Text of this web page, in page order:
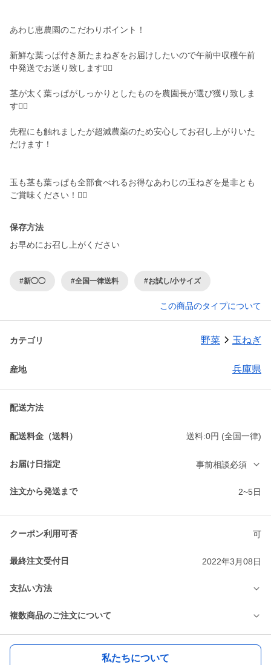
あわじ恵農園のこだわりポイント！
新鮮な葉っぱ付き新たまねぎをお届けしたいので午前中収穫午前
中発送でお送り致します🙆‍♀️
茎が太く葉っぱがしっかりとしたものを農園長が選び獲り致しま
す🙆‍♀️
先程にも触れましたが超減農薬のため安心してお召し上がりいた
だけます！
玉も茎も葉っぱも全部食べれるお得なあわじの玉ねぎを是非とも
保存方法
お早めにお召し上がください
#新◯◯ #全国一律送料 #お試し/小サイズ
この商品のタイプについて
カテゴリ 野菜 玉ねぎ
産地 兵庫県
配送方法
配送料金（送料） 送料:0円 (全国一律)
お届け日指定 事前相談必須
注文から発送まで 2~5日
クーポン利用可否 可
最終注文受付日 2022年3月08日
支払い方法
複数商品のご注文について
私たちについて